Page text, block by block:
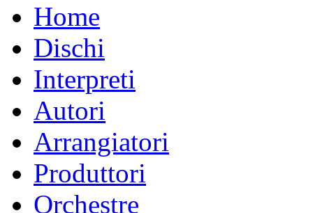
Home
Dischi
Interpreti
Autori
Arrangiatori
Produttori
Orchestre